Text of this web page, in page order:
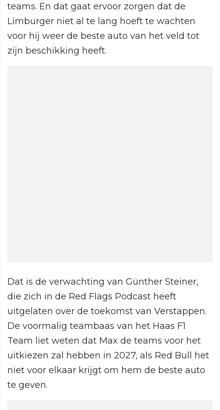
teams. En dat gaat ervoor zorgen dat de
Limburger niet al te lang hoeft te wachten
voor hij weer de beste auto van het veld tot
zijn beschikking heeft.
Dat is de verwachting van Günther Steiner,
die zich in de Red Flags Podcast heeft
uitgelaten over de toekomst van Verstappen.
De voormalig teambaas van het Haas F1
Team liet weten dat Max de teams voor het
uitkiezen zal hebben in 2027, als Red Bull het
niet voor elkaar krijgt om hem de beste auto
te geven.